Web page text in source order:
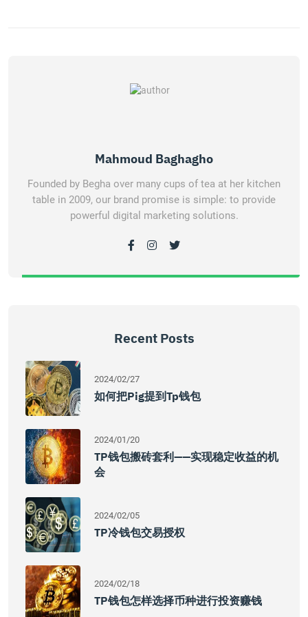
Mahmoud Baghagho
Founded by Begha over many cups of tea at her kitchen
table in 2009, our brand promise is simple: to provide
powerful digital marketing solutions.
Recent Posts
2024/02/27
如何把pig提到tp钱包
2024/01/20
TP钱包搬砖套利——实现稳定收益的机
会
2024/02/05
TP冷钱包交易授权
2024/02/18
TP钱包怎样选择币种进行投资赚钱